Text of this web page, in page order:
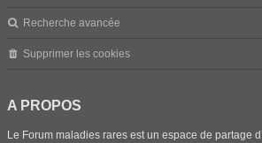
Recherche avancée
Supprimer les cookies
A PROPOS
Le Forum maladies rares est un espace de partage